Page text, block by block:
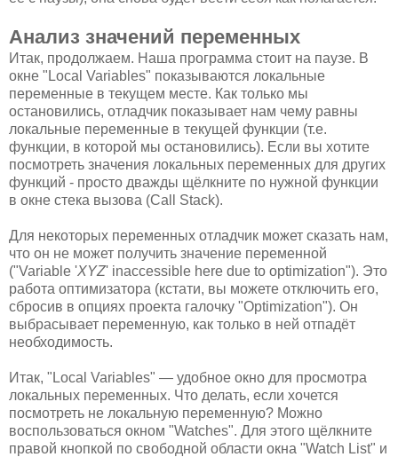
Анализ значений переменных
Итак, продолжаем. Наша программа стоит на паузе. В
окне "Local Variables" показываются локальные
переменные в текущем месте. Как только мы
остановились, отладчик показывает нам чему равны
локальные переменные в текущей функции (т.е.
функции, в которой мы остановились). Если вы хотите
посмотреть значения локальных переменных для других
функций - просто дважды щёлкните по нужной функции
в окне стека вызова (Call Stack).
Для некоторых переменных отладчик может сказать нам,
что он не может получить значение переменной
("Variable 'XYZ' inaccessible here due to optimization"). Это
работа оптимизатора (кстати, вы можете отключить его,
сбросив в опциях проекта галочку "Optimization"). Он
выбрасывает переменную, как только в ней отпадёт
необходимость.
Итак, "Local Variables" — удобное окно для просмотра
локальных переменных. Что делать, если хочется
посмотреть не локальную переменную? Можно
воспользоваться окном "Watches". Для этого щёлкните
правой кнопкой по свободной области окна "Watch List" и